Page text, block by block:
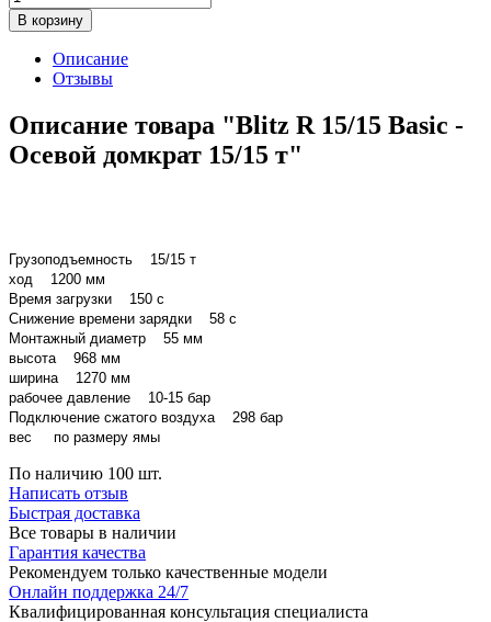
В корзину
Описание
Отзывы
Описание товара "Blitz R 15/15 Basic -
Осевой домкрат 15/15 т"
Грузоподъемность 15/15 т
ход 1200 мм
Время загрузки 150 с
Снижение времени зарядки 58 с
Монтажный диаметр 55 мм
высота 968 мм
ширина 1270 мм
рабочее давление 10-15 бар
Подключение сжатого воздуха 298 бар
вес по размеру ямы
По наличию 100 шт.
Написать отзыв
Быстрая доставка
Все товары в наличии
Гарантия качества
Рекомендуем только качественные модели
Онлайн поддержка 24/7
Квалифицированная консультация специалиста